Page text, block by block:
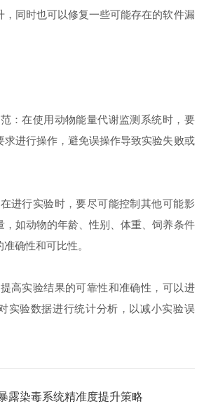
，同时也可以修复一些可能存在的软件漏
在使用动物能量代谢监测系统时，要
求进行操作，避免误操作导致实验失败或
行实验时，要尽可能控制其他可能影
，如动物的年龄、性别、体重、饲养条件
确性和可比性。
实验结果的可靠性和准确性，可以进
实验数据进行统计分析，以减小实验误
露染毒系统精准度提升策略